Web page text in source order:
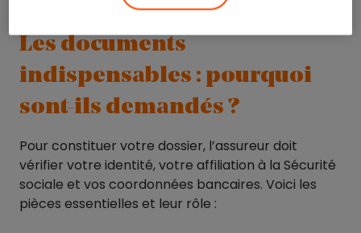
Les documents
indispensables : pourquoi
sont-ils demandés ?
Pour constituer votre dossier, l’assureur doit
vérifier votre identité, votre affiliation à la Sécurité
sociale et vos coordonnées bancaires. Voici les
pièces essentielles et leur rôle :